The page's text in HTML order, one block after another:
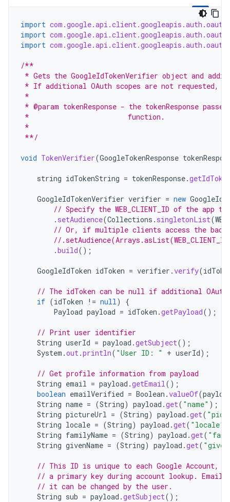
import
import
import
/**
* Gets the GoogleIdTokenVerifier object and
* If additional OAuth scopes are not requested,
*
* @param tokenResponse - the tokenResponse
*                        function.
*
**/
void TokenVerifier(GoogleTokenResponse
string idTokenString = tokenResponse.
GoogleIdTokenVerifier verifier = new
// Specify the WEB_CLIENT_ID of the app
. setAudience(Collections . singletonList(
// Or, if multiple clients access the
//
.build();
GoogleIdToken idToken = verifier .verify(
// The idToken can be null if additional OAuth
if (idToken != null)
{
Payload payload = idToken .getPayload();
// Print user identifier
String userId = payload .getSubject();
System .out.println( "User ID: " + userId);
// Get profile information from payload
String email = payload .getEmail();
boolean emailVerified = Boolean .valueOf(
String name = (String) payload .get( "name" );
String pictureUrl = (String) payload .get(
String locale = (String) payload .get( "locale"
String familyName = (String) payload .get(
String givenName = (String) payload .get(
// This ID is unique to each Google Account,
// a primary key during account lookup. Email
// it can be changed by the user.
String sub = payload .getSubject();